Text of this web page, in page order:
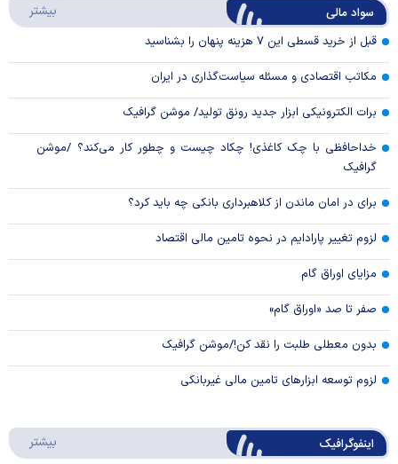
Video
سواد مالی بیشتر
قبل از خرید قسطی این ۷ هزینه پنهان را بشناسید
مکاتب اقتصادی و مسئله سیاست‌گذاری در ایران
برات الکترونیکی ابزار جدید رونق تولید/ موشن گرافیک
خداحافظی با چک کاغذی! چکاد چیست و چطور کار می‌کند؟ /موشن
گرافیک
برای در امان ماندن از کلاهبرداری بانکی چه باید کرد؟
لزوم تغییر پارادایم در نحوه تامین مالی اقتصاد
مزایای اوراق گام
صفر تا صد «اوراق گام»
بدون معطلی طلبت را نقد کن!/موشن گرافیک
لزوم توسعه ابزارهای تامین مالی غیربانکی
اینفوگرافیک بیشتر